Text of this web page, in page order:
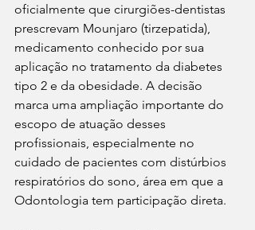
oficialmente que cirurgiões-dentistas
prescrevam Mounjaro (tirzepatida),
medicamento conhecido por sua
aplicação no tratamento da diabetes
tipo 2 e da obesidade. A decisão
marca uma ampliação importante do
escopo de atuação desses
profissionais, especialmente no
cuidado de pacientes com distúrbios
respiratórios do sono, área em que a
Odontologia tem participação direta.